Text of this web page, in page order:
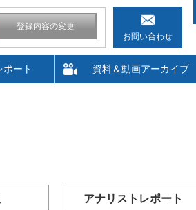
登録内容の変更
お問い合わせ
ポート 資料＆動画アーカイブ
アナリストレポート